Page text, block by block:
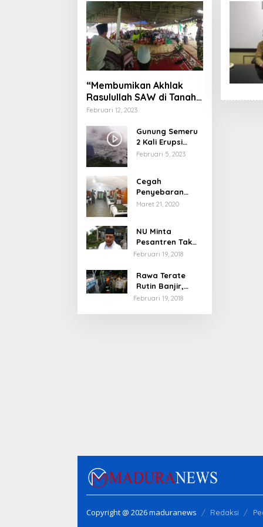
“Membumikan Akhlak
Rasulullah SAW di Tanah
Nusantara”
Februari 12, 2023
Gunung Semeru
2 Kali Erupsi
dengan Tinggi
Februari 5, 2023
Cegah
Penyebaran
Virus Corona,
Pelayanan
Maret 21, 2020
NU Minta
Pesantren Tak
Terprovokasi
Februari 19, 2018
Rawa Terate
Rutin Banjir,
Anies Bakal Cek
Februari 19, 2018
Copyright @ 2026 maduranews Redaksi